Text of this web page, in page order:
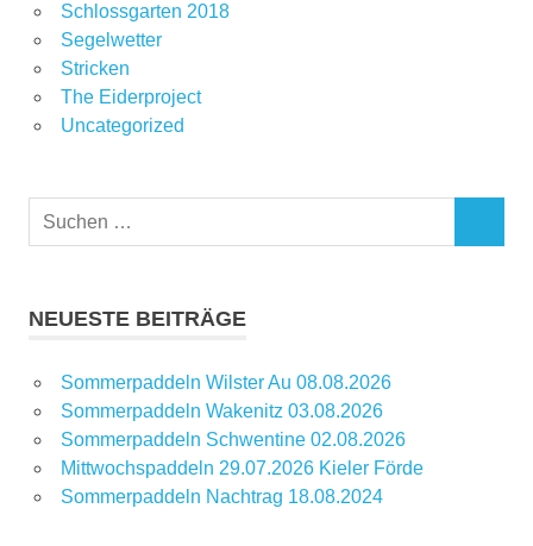
Schlossgarten 2018
Segelwetter
Stricken
The Eiderproject
Uncategorized
Suchen
NEUESTE BEITRÄGE
Sommerpaddeln Wilster Au 08.08.2026
Sommerpaddeln Wakenitz 03.08.2026
Sommerpaddeln Schwentine 02.08.2026
Mittwochspaddeln 29.07.2026 Kieler Förde
Sommerpaddeln Nachtrag 18.08.2024